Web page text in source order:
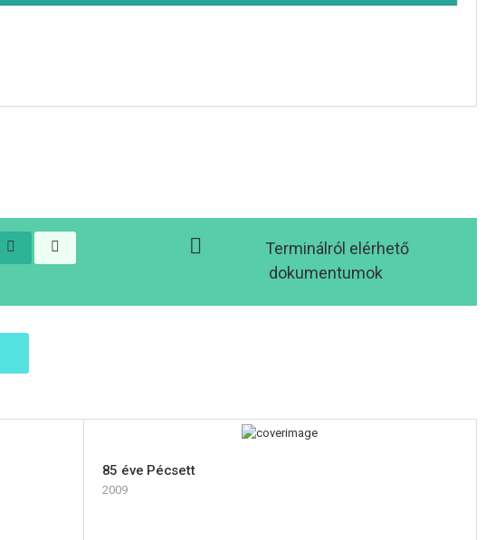
Terminálról elérhető
dokumentumok
85 éve Pécsett
2009